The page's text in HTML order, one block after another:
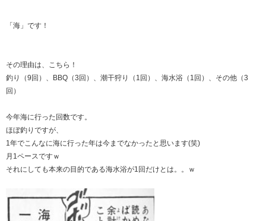
「海」です！
その理由は、こちら！
釣り（9回）、BBQ（3回）、潮干狩り（1回）、海水浴（1回）、その他（3
回）
今年海に行った回数です。
ほぼ釣りですが、
1年でこんなに海に行った年は今までなかったと思います(笑)
月1ペースですｗ
それにしても本来の目的である海水浴が1回だけとは。。ｗ